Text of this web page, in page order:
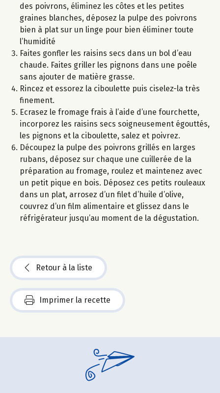
des poivrons, éliminez les côtes et les petites
graines blanches, déposez la pulpe des poivrons
bien à plat sur un linge pour bien éliminer toute
l’humidité
Faites gonfler les raisins secs dans un bol d’eau
chaude. Faites griller les pignons dans une poêle
sans ajouter de matière grasse.
Rincez et essorez la ciboulette puis ciselez-la très
finement.
Ecrasez le fromage frais à l’aide d’une fourchette,
incorporez les raisins secs soigneusement égouttés,
les pignons et la ciboulette, salez et poivrez.
Découpez la pulpe des poivrons grillés en larges
rubans, déposez sur chaque une cuillerée de la
préparation au fromage, roulez et maintenez avec
un petit pique en bois. Déposez ces petits rouleaux
dans un plat, arrosez d’un filet d’huile d’olive,
couvrez d’un film alimentaire et glissez dans le
réfrigérateur jusqu’au moment de la dégustation.
Retour à la liste
Imprimer la recette